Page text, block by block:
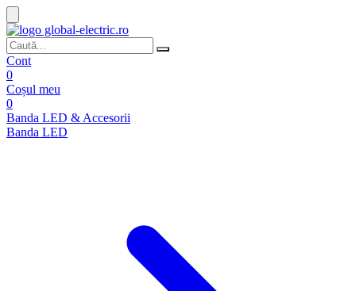
Cont
0
Coșul meu
0
Banda LED & Accesorii
Banda LED